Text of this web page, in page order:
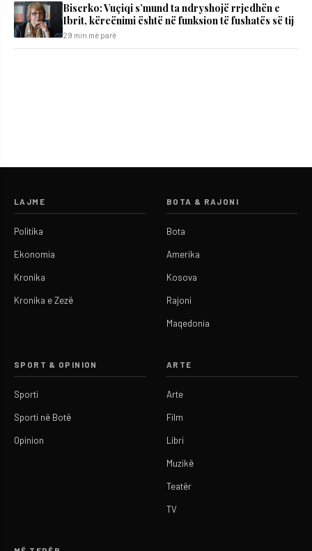
Biserko: Vuçiqi s’mund ta ndryshojë rrjedhën e
Ibrit, kërcënimi është në funksion të fushatës së tij
29 min më parë
LAJME
Politika
Ekonomia
Kronika
Kronika e Zezë
BOTA & RAJONI
Bota
Amerika
Kosova
Rajoni
Maqedonia
SPORT & OPINION
Sporti
Sporti në Botë
Opinion
ARTE
Arte
Film
Libri
Muzikë
Teatër
TV